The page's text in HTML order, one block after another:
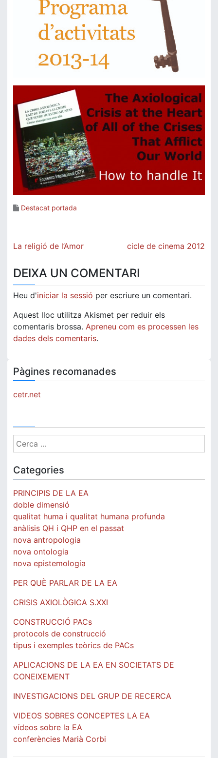
Destacat portada
Navegació
La religió de l’Amor cicle de cinema 2012
DEIXA UN COMENTARI
Heu d'iniciar la sessió per escriure un comentari.
Aquest lloc utilitza Akismet per reduir els
comentaris brossa. Apreneu com es processen les
dades dels comentaris.
Pàgines recomanades
cetr.net
Cerca:
Categories
PRINCIPIS DE LA EA
doble dimensió
qualitat huma i qualitat humana profunda
anàlisis QH i QHP en el passat
nova antropologia
nova ontologia
nova epistemologia
PER QUÈ PARLAR DE LA EA
CRISIS AXIOLÒGICA S.XXI
CONSTRUCCIÓ PACs
protocols de construcció
tipus i exemples teòrics de PACs
APLICACIONS DE LA EA EN SOCIETATS DE
CONEIXEMENT
INVESTIGACIONS DEL GRUP DE RECERCA
VIDEOS SOBRES CONCEPTES LA EA
vídeos sobre la EA
conferències Marià Corbi